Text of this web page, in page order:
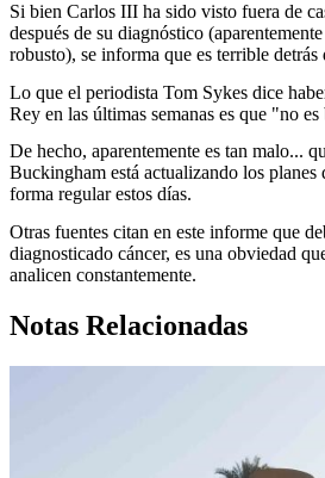
Si bien Carlos III ha sido visto fuera de
después de su diagnóstico
robusto), se informa que es terrible detrás
Lo que el periodista Tom Sykes dice
Rey en las últimas semanas es que "no
De hecho, aparentemente es tan malo...
Buckingham está actualizando los planes
forma regular estos días.
Otras fuentes citan en este informe que
diagnosticado cáncer, es una obviedad
analicen constantemente.
Notas Relacionadas